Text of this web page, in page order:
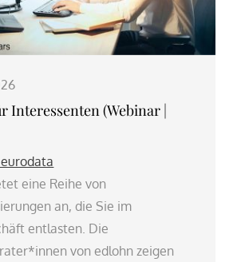
Interessenten (Webinar |
eine Reihe von
an, die Sie im
entlasten. Die
von edlohn zeigen